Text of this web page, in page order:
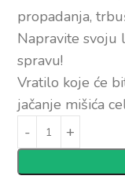
propadanja,
Napravite svoju
spravu!
Vratilo koje će
jačanje mišića